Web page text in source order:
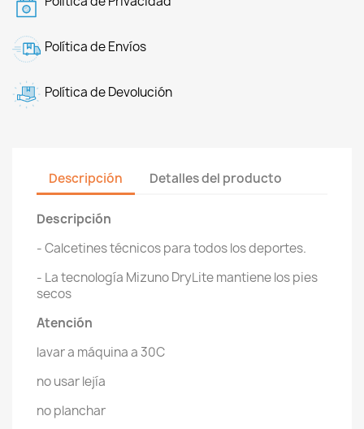
Política de Envíos
Política de Devolución
Descripción Detalles del producto
Descripción
- Calcetines técnicos para todos los deportes.
- La tecnología Mizuno DryLite mantiene los pies
secos
Atención
lavar a máquina a 30C
no usar lejía
no planchar